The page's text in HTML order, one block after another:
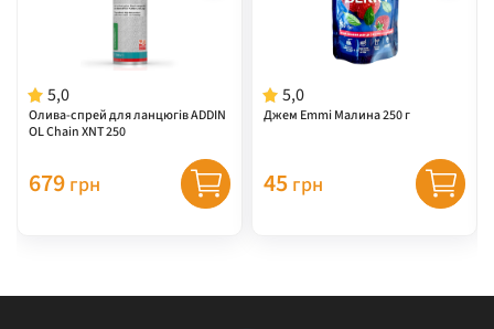
5,0
Олива-спрей для ланцюгів ADDIN
OL Chain XNT 250
679 грн
5,0
Джем Emmi Малина 250 г
45 грн